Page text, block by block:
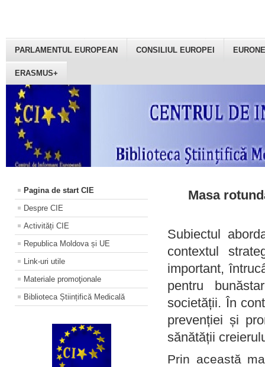
PARLAMENTUL EUROPEAN CONSILIUL EUROPEI
ERASMUS+
Pagina de start CIE
Despre CIE
Activități CIE
Republica Moldova și UE
Link-uri utile
Materiale promoţionale
Biblioteca Științifică Medicală
Masa
Subiectul
contextul
important,
pentru
societății. În
prevenției și
sănătății
Prin această